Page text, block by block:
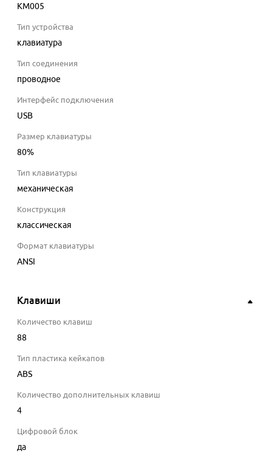
KM005
Тип устройства
клавиатура
Тип соединения
проводное
Интерфейс подключения
USB
Размер клавиатуры
80%
Тип клавиатуры
механическая
Конструкция
классическая
Формат клавиатуры
ANSI
Клавиши
Количество клавиш
88
Тип пластика кейкапов
ABS
Количество дополнительных клавиш
4
Цифровой блок
да